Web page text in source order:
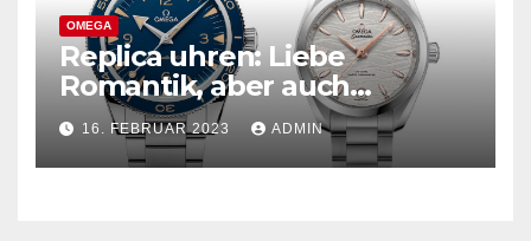
OMEGA
Replica uhren: Liebe
Romantik, aber auch
praktisch, empfohlen für den
täglichen Gebrauch
16. FEBRUAR 2023 ADMIN